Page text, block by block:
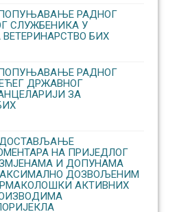
РАДНОГ
СЛУЖБЕНИКА У
БИХ
РАДНОГ
ДРЖАВНОГ
ЗА
ДОСТАВЉАЊЕ
НА ПРИЈЕДЛОГ
И ДОПУНАМА
ДОЗВОЉЕНИМ
АКТИВНИХ